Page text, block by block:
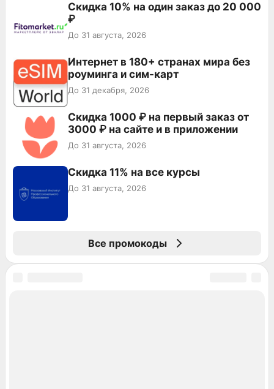
Скидка 10% на один заказ до 20 000
₽
До 31 августа, 2026
Интернет в 180+ странах мира без
роуминга и сим-карт
До 31 декабря, 2026
Скидка 1000 ₽ на первый заказ от
3000 ₽ на сайте и в приложении
До 31 августа, 2026
Скидка 11% на все курсы
До 31 августа, 2026
Все промокоды